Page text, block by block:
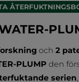
och 2
PLUMP den
serien